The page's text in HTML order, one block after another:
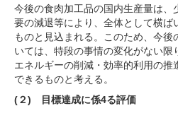
今後の食肉加工品の国内生産量は、
要の減退等により、全体として横ば
ものと見込まれる。このため、今後
いては、特段の事情の変化がない限
エネルギーの削減・効率的利用の
できるものと考える。
(２) 目標達成に係4る評価